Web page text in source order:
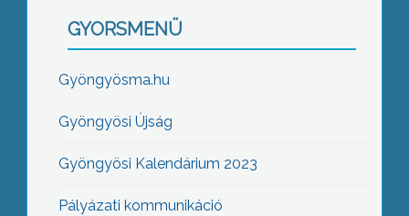
GYORSMENÜ
Gyöngyösma.hu
Gyöngyösi Újság
Gyöngyösi Kalendárium 2023
Pályázati kommunikáció